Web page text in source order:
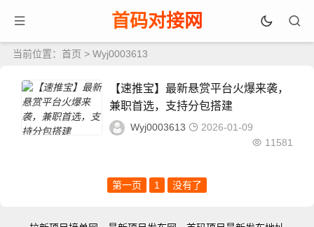
首码对接网
当前位置： 首页 > Wyj0003613
【速推宝】最新悬赏平台火爆来袭，
兼职首选，支持分包搭建
Wyj0003613
2026-01-09
11581
第一页 1 没有了